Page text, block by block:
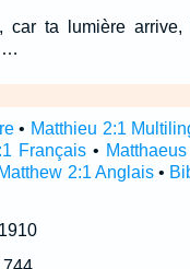
car ta lumière
• Matthieu 2:1
Français •
2:1 Anglais•